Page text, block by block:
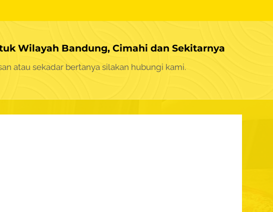
Wilayah Bandung, Cimahi dan Sekitarnya
atau sekadar bertanya silakan hubungi kami.